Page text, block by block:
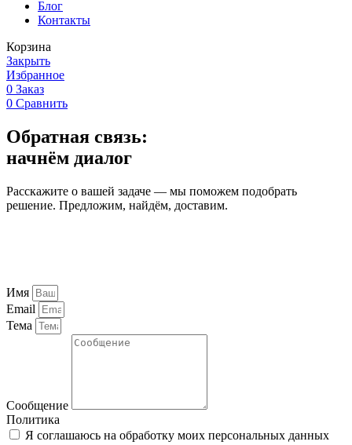
Блог
Контакты
Корзина
Закрыть
Избранное
0 Заказ
0 Сравнить
Обратная связь:
начнём диалог
Расскажите о вашей задаче — мы поможем подобрать
решение. Предложим, найдём, доставим.
Имя
Email
Тема
Сообщение
Политика
Я соглашаюсь на обработку моих персональных данных